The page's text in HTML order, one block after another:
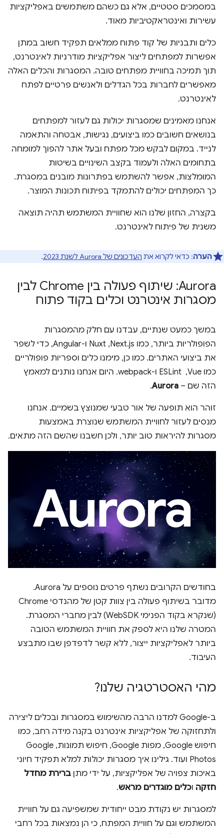
במסמכים סטטיים, אלא גם כשהם משתמשים באפליקציות
עשירות ואינטראקטיביות מאוד.
כלים ותבניות של קוד פתוח ממלאים תפקיד חשוב במתן
אפשרות למפתחים ליצור אפליקציות מודרניות לאינטרנט,
תוך תמיכה בחוויית מפתחים טובה. המסגרות והכלים האלה
מאפשרים לחברות בכל הגדלים ולאנשים פרטיים לפתח
לאינטרנט.
אנחנו מאמינים שמסגרות יכולות גם לעזור למפתחים
בנושאים חשובים כמו ביצועים, נגישות, אבטחה והתאמה
לנייד. במקום לבקש מכל מפתח ובעל אתר להפוך למומחה
בתחומים האלה ולעמוד בקצב השינויים בשיטות
המומלצות, אפשר להשתמש בפתרונות מובנים במסגרת.
כך המפתחים יכולים להתמקד בפיתוח תכונות המוצר.
בקצרה, החזון שלנו הוא שחוויית המשתמש תהיה תוצאה
משנית של פיתוח לאינטרנט.
הערה: כדאי לקרוא את העדכונים של Aurora לשנת 2023 .
Aurora: שיתוף פעולה בין Chrome לבין
מסגרות אינטרנט וכלים בקוד פתוח
במשך כמעט שנתיים, עבדנו עם חלק מהמסגרות
הפופולריות ביותר, כמו Next.js,‏ Nuxt ו-Angular, כדי לשפר
את ביצועי האתרים. כמו כן, מימנו כלים וספריות פופולריים
כמו Vue, ‏ ESLint ו-webpack. היום אנחנו נותנים למאמץ
הזה שם – Aurora
.
זוהר הוא תופעה של אור טבעי שמנוצץ בשמיים. אנחנו
מנסים לעזור לחוויית המשתמש שנוצרת באמצעות
מסגרות להיראות טוב יותר, ולכן חשבנו שהשם הזה מתאים.
בחודשים הקרובים נשתף פרטים נוספים על Aurora.
מדובר בשיתוף פעולה בין צוות קטן של מהנדסי Chrome
(שנקרא בקוד הפנימי WebSDK) לבין מחברי המסגרת.
המטרה שלנו היא לספק את חוויית המשתמש הטובה
ביותר לאפליקציות ייצור, ללא קשר לדפדפן שבו מתבצע
העיבוד.
מהי האסטרטגיה שלנו?
ב-Google למדנו הרבה מהשימוש במסגרות ובכלים ליצירה
ולתחזוקה של אפליקציות אינטרנט בקנה מידה רחב, כמו
חיפוש Google, מפות Google, חיפוש תמונות, Google
Photos ועוד. גילינו איך מסגרות יכולות למלא תפקיד חיוני
באיכות צפויה של אפליקציות, על ידי מתן ברירת מחדל
חזקה וכלים מוגדרים מראש.
למסגרות יש נקודת מבט ייחודית שמשפיעה גם על חוויית
המשתמש וגם על חוויית המפתח, כי הן נמצאות בכל רחבי